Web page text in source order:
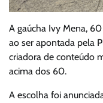
A gaúcha Ivy Mena,
ao ser apontada pela
criadora de conteúdo
acima dos 60.
A escolha foi